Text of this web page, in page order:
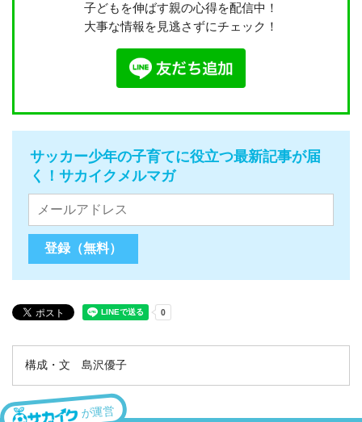
子どもを伸ばす親の心得を配信中！
大事な情報を見逃さずにチェック！
サッカー少年の子育てに役立つ最新記事が届
く！サカイクメルマガ
構成・文 島沢優子
が運営